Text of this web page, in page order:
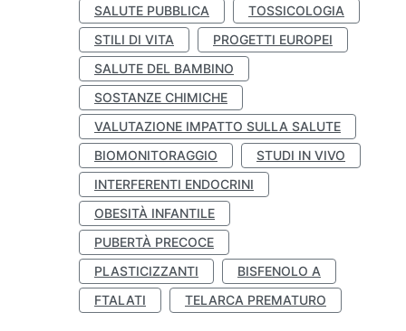
SALUTE PUBBLICA
TOSSICOLOGIA
STILI DI VITA
PROGETTI EUROPEI
SALUTE DEL BAMBINO
SOSTANZE CHIMICHE
VALUTAZIONE IMPATTO SULLA SALUTE
BIOMONITORAGGIO
STUDI IN VIVO
INTERFERENTI ENDOCRINI
OBESITÀ INFANTILE
PUBERTÀ PRECOCE
PLASTICIZZANTI
BISFENOLO A
FTALATI
TELARCA PREMATURO